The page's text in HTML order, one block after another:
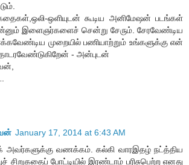
கதைகள்,ஒலி-ஒளியுடன் கூடிய அனிமேஷன் படங்கள்
இளைஞர்களைச் சென்று சேரும். சேரவேண்டிய
முறையில் பணியாற்றும் உங்களுக்கு என்
- அன்புடன்
January 17, 2014 at 6:43 AM
அவர்களுக்கு வணக்கம். கல்கி வாரஇதழ் நட்த்திய
சிறுகதைப் போட்டியில் இரண்டாம் பரிசுபெற்ற எனது